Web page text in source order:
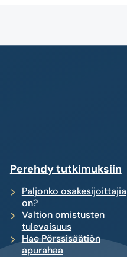
Perehdy tutkimuksiin
Paljonko osakesijoittajia
on?
Valtion omistusten
tulevaisuus
Hae Pörssisäätiön
apurahaa